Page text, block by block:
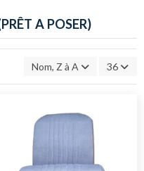
A POSER)
Nom, Z à A 36